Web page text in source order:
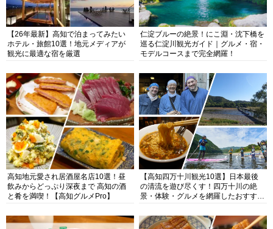
【26年最新】高知で泊まってみたい
ホテル・旅館10選！地元メディアが
観光に最適な宿を厳選
仁淀ブルーの絶景！にこ淵・沈下橋を
巡る仁淀川観光ガイド｜グルメ・宿・
モデルコースまで完全網羅！
高知地元愛され居酒屋名店10選！昼
飲みからどっぷり深夜まで 高知の酒
と肴を満喫！【高知グルメPro】
【高知四万十川観光10選】日本最後
の清流を遊び尽くす！四万十川の絶
景・体験・グルメを網羅したおすすめ